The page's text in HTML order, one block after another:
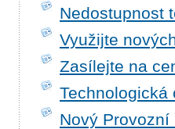
Nedostupnost
Využijte
Zasílejte na
Technologická
Nový